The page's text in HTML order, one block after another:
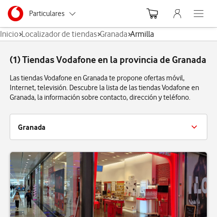
Ir a la pagina principal de vodafone.es
Menu navegación Segmento
Particulares
Autónomos
Pymes
Grandes empresas
y AA.PP.
Menu
Abre el
Inicio Localizador de tiendas Granada Armilla
(1) Tiendas Vodafone en la provincia de Granada
Las tiendas Vodafone en Granada te propone ofertas móvil,
Internet, televisión. Descubre la lista de las tiendas Vodafone en
Granada, la información sobre contacto, dirección y teléfono.
Granada
Armilla
Baza
Granada
Motril